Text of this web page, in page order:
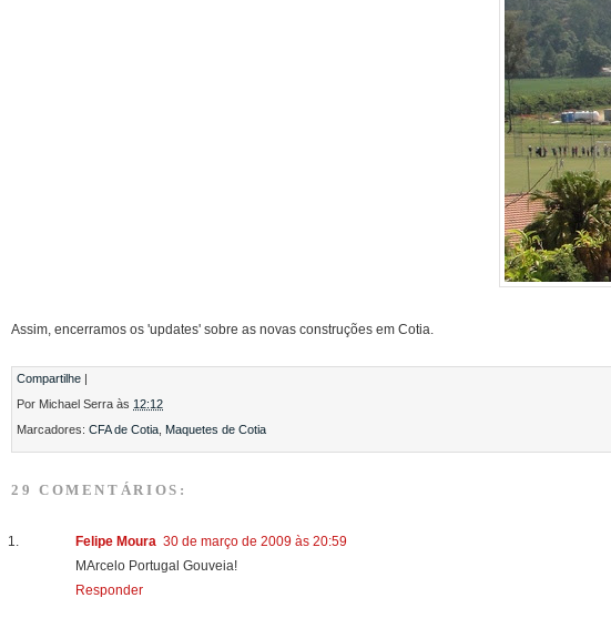
Assim, encerramos os 'updates' sobre as novas construções em Cotia.
Compartilhe |
Por Michael Serra às 12:12
Marcadores: CFA de Cotia Maquetes de Cotia
29 COMENTÁRIOS:
Felipe Moura 30 de março de 2009 às 20:59
MArcelo Portugal Gouveia!
Responder